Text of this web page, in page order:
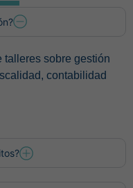
talleres sobre gestión
contabilidad